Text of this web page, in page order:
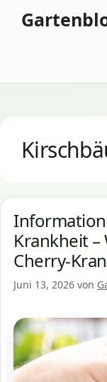
Inhalt
Krankheit
Cherry-
Juni 13, 2026 von